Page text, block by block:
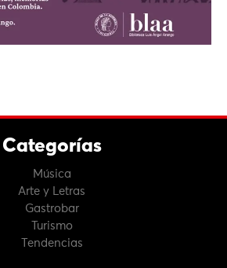
Categorías
Música
Arte y Letras
Gastrobar
Turismo
Tendencias